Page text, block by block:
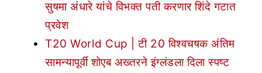
सुषमा अंधारे यांचे विभक्त पती करणार शिंदे गटात
प्रवेश
T20 World Cup | टी 20 विश्वचषक अंतिम
सामन्यापूर्वी शोएब अख्तरने इंग्लंडला दिला स्पष्ट